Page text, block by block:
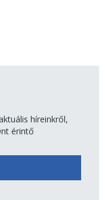
híreinkről,
érintő